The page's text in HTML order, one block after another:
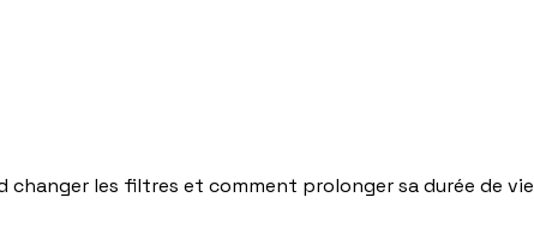
changer les filtres et comment prolonger sa durée de vie